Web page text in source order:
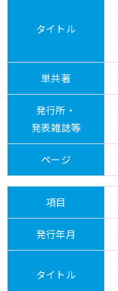
タイトル
単共著
発行所・
発表雑誌等
ページ
項目
発行年月
タイトル